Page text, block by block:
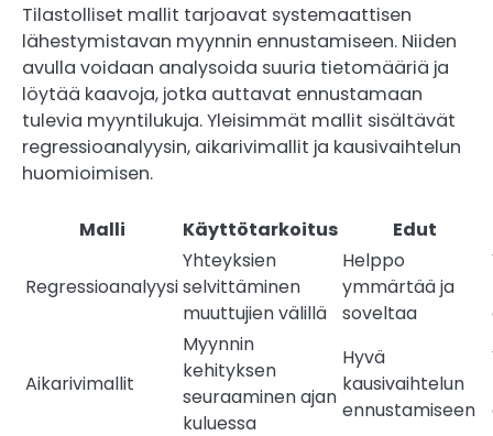
Tilastolliset mallit tarjoavat systemaattisen
lähestymistavan myynnin ennustamiseen. Niiden
avulla voidaan analysoida suuria tietomääriä ja
löytää kaavoja, jotka auttavat ennustamaan
tulevia myyntilukuja. Yleisimmät mallit sisältävät
regressioanalyysin, aikarivimallit ja kausivaihtelun
huomioimisen.
Malli Käyttötarkoitus Edut
Regressioanalyysi
Yhteyksien
selvittäminen
muuttujien välillä
Helppo
ymmärtää ja
soveltaa
Aikarivimallit
Myynnin
kehityksen
seuraaminen ajan
kuluessa
Hyvä
kausivaihtelun
ennustamiseen